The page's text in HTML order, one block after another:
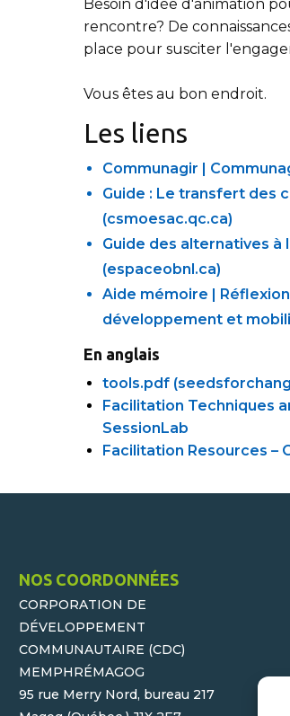
Besoin d'idée d'animation
rencontre? De
place pour susciter
Vous êtes au bon endroit.
Les liens
Communagir |
Guide : Le transfert des
(csmoesac.qc.ca)
Guide des alternatives
(espaceobnl.ca)
Aide mémoire |
développement et
En anglais
tools.pdf
Facilitation Techniques
SessionLab
Facilitation Resources –
NOS COORDONNÉES
CORPORATION DE
DÉVELOPPEMENT
COMMUNAUTAIRE (CDC)
MEMPHRÉMAGOG
95 rue Merry Nord, bureau 217